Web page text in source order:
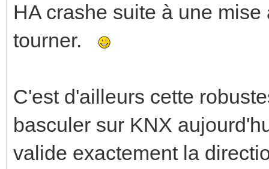
HA crashe suite à une
tourner.
C'est d'ailleurs cette
basculer sur KNX
valide exactement la